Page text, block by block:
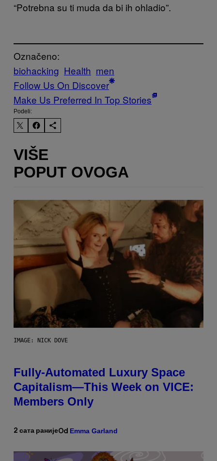
“Potrebna su ti muda da bi ih ohladio”.
Označeno:
biohacking Health men
Follow Us On Discover
Make Us Preferred In Top Stories
Podeli:
VIŠE
POPUT OVOGA
IMAGE: NICK DOVE
Fully-Automated Luxury Space
Capitalism—This Week on VICE:
Members Only
2 сата ранијеOd Emma Garland